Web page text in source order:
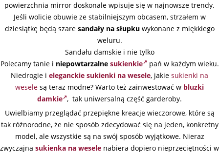
powierzchnia mirror doskonale wpisuje się w najnowsze trendy.
Jeśli wolicie obuwie ze stabilniejszym obcasem, strzałem w
dziesiątkę będą szare sandały na słupkuwykonane z miękkiego
weluru.
Sandału damskie i nie tylko
Polecamy tanie i niepowtarzalne sukienkie pań w każdym wieku.
Niedrogie i eleganckie sukienki na wesele, jakie sukienki na
wesele są teraz modne? Warto też zainwestować w bluzki
damkie , tak uniwersalną część garderoby.
Uwielbiamy przeglądać przepiękne kreacje wieczorowe, które są
tak różnorodne, że nie sposób zdecydować się na jeden, konkretny
model, ale wszystkie są na swój sposób wyjątkowe. Nieraz
zwyczajna sukienka na wesele nabiera dopiero nieprzeciętności w